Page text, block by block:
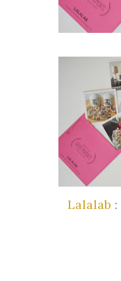
Lalalab :